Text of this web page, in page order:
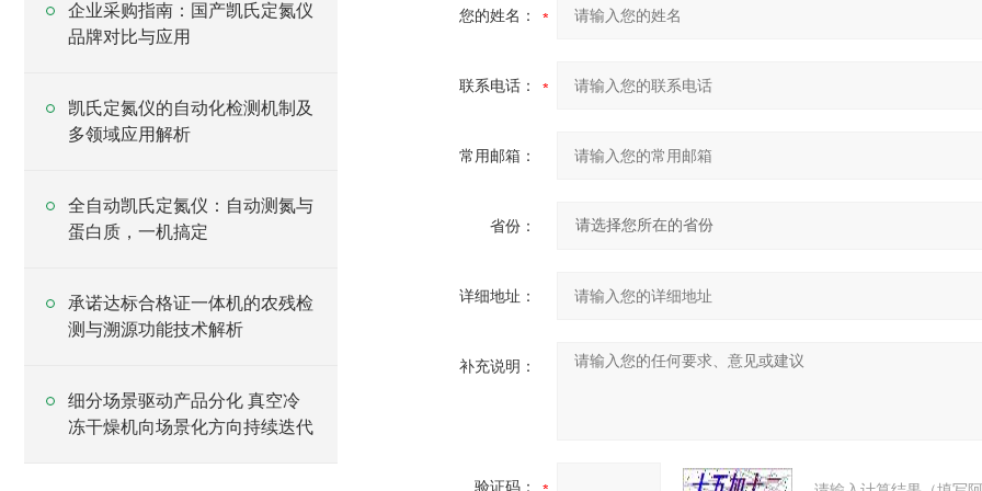
您的姓名：
联系电话：
常用邮箱：
省份：
详细地址：
补充说明：
验证码：
企业采购指南：国产凯氏定氮仪
品牌对比与应用
凯氏定氮仪的自动化检测机制及
多领域应用解析
全自动凯氏定氮仪：自动测氮与
蛋白质，一机搞定
承诺达标合格证一体机的农残检
测与溯源功能技术解析
细分场景驱动产品分化 真空冷
冻干燥机向场景化方向持续迭代